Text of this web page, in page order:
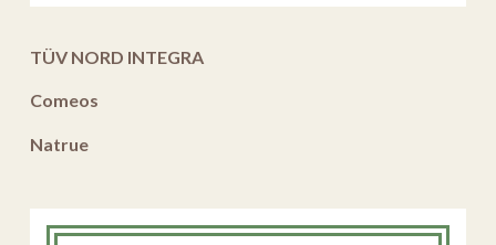
TÜV NORD INTEGRA
Comeos
Natrue